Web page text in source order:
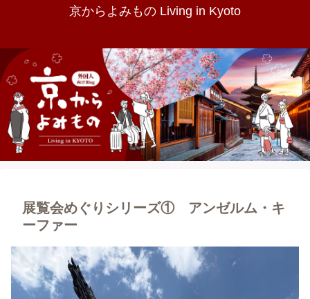
京からよみもの Living in Kyoto
展覧会めぐりシリーズ① アンゼルム・キ
ーファー